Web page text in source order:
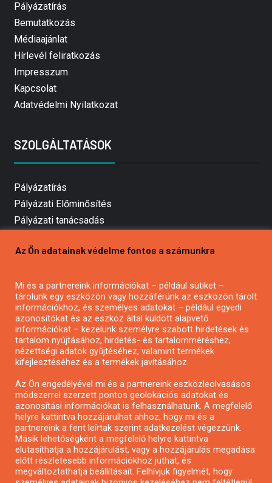
Pályázatírás
Bemutatkozás
Médiaajánlat
Hírlevél feliratkozás
Impresszum
Kapcsolat
Adatvédelmi Nyilatkozat
SZOLGÁLTATÁSOK
Pályázatírás
Pályázati Előminősítés
Pályázati tanácsadás
Mezőgazdasági pályázatírás
Pályázatírás civil szervezeteknek
Pályázatírás önkormányzatoknak
Pályázatfigyelés
Specifikus pályázatfigyelés vagy hírlevél
Pályázatok magánszemélyeknek
Pályázatok civil szervezeteknek
Pályázatok vállalkozásoknak
Önkormányzati pályázatok
Az Ön adatainak védelme fontos a számunkra
Mi és a partnereink információkat – például sütiket –
tárolunk egy eszközön vagy hozzáférünk az eszközön tárolt
információkhoz, és személyes adatokat – például egyedi
azonosítókat és az eszköz által küldött alapvető
információkat – kezelünk személyre szabott hirdetések és
tartalom nyújtásához, hirdetés- és tartalomméréshez,
nézettségi adatok gyűjtéséhez, valamint termékek
kifejlesztéséhez és a termékek javításához.
Az Ön engedélyével mi és a partnereink eszközleolvasásos
módszerrel szerzett pontos geolokációs adatokat és
azonosítási információkat is felhasználhatunk. A megfelelő
helyre kattintva hozzájárulhat ahhoz, hogy mi és a
partnereink a fent leírtak szerint adatkezelést végezzünk.
Másik lehetőségként a megfelelő helyre kattintva
elutasíthatja a hozzájárulást, vagy a hozzájárulás megadása
előtt részletesebb információkhoz juthat, és
megváltoztathatja beállításait. Felhívjuk figyelmét, hogy